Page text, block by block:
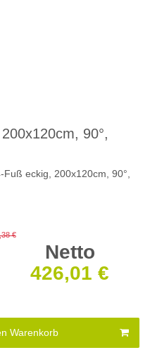
90°,
eckig, 200x120cm, 90°,
€
Netto
426,01 €
Warenkorb